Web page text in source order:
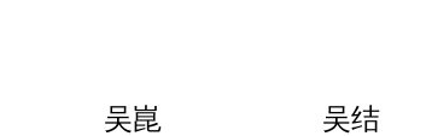
吴崑
吴结